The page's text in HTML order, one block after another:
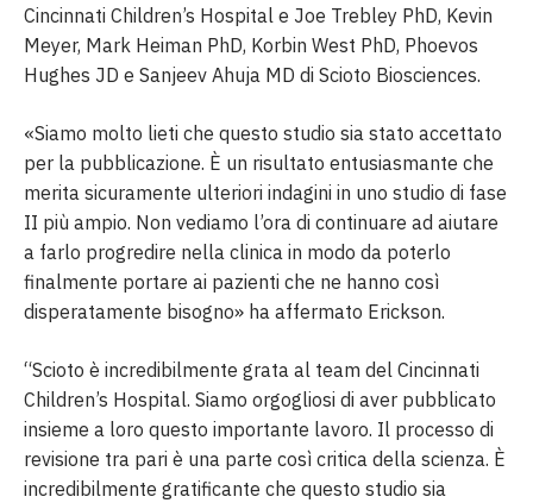
Cincinnati Children’s Hospital e Joe Trebley PhD, Kevin
Meyer, Mark Heiman PhD, Korbin West PhD, Phoevos
Hughes JD e Sanjeev Ahuja MD di Scioto Biosciences.
«Siamo molto lieti che questo studio sia stato accettato
per la pubblicazione. È un risultato entusiasmante che
merita sicuramente ulteriori indagini in uno studio di fase
II più ampio. Non vediamo l’ora di continuare ad aiutare
a farlo progredire nella clinica in modo da poterlo
finalmente portare ai pazienti che ne hanno così
disperatamente bisogno» ha affermato Erickson.
“Scioto è incredibilmente grata al team del Cincinnati
Children’s Hospital. Siamo orgogliosi di aver pubblicato
insieme a loro questo importante lavoro. Il processo di
revisione tra pari è una parte così critica della scienza. È
incredibilmente gratificante che questo studio sia